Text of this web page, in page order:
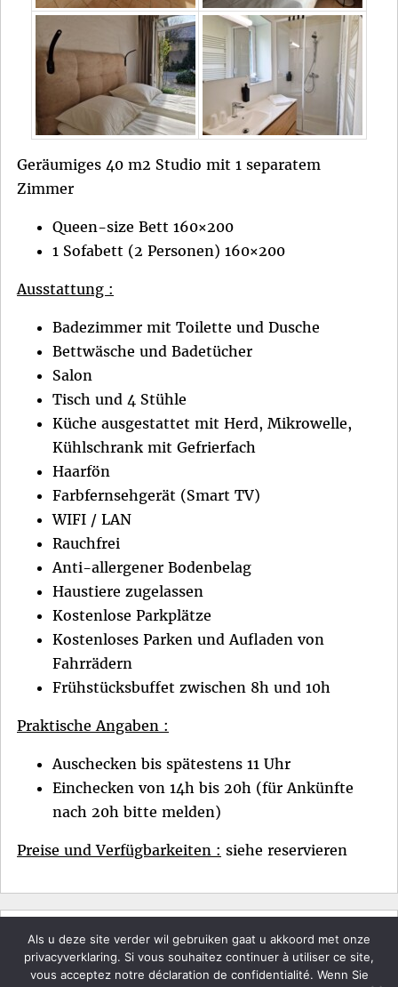
Geräumiges 40 m2 Studio mit 1 separatem
Zimmer
Queen-size Bett 160×200
1 Sofabett (2 Personen) 160×200
Ausstattung :
Badezimmer mit Toilette und Dusche
Bettwäsche und Badetücher
Salon
Tisch und 4 Stühle
Küche ausgestattet mit Herd, Mikrowelle,
Kühlschrank mit Gefrierfach
Haarfön
Farbfernsehgerät (Smart TV)
WIFI / LAN
Rauchfrei
Anti-allergener Bodenbelag
Haustiere zugelassen
Kostenlose Parkplätze
Kostenloses Parken und Aufladen von
Fahrrädern
Frühstücksbuffet zwischen 8h und 10h
Praktische Angaben :
Auschecken bis spätestens 11 Uhr
Einchecken von 14h bis 20h (für Ankünfte
nach 20h bitte melden)
Preise und Verfügbarkeiten : siehe reservieren
Hotel Ulenspiegel - Rue de la Station 46 - 4950 Sourbrodt
Als u deze site verder wil gebruiken gaat u akkoord met onze
privacyverklaring. Si vous souhaitez continuer à utiliser ce site,
vous acceptez notre déclaration de confidentialité. Wenn Sie